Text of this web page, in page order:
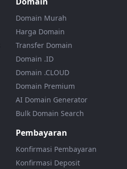
Domain Murah
Harga Domain
Transfer Domain
Domain .ID
Domain .CLOUD
Domain Premium
AI Domain Generator
Bulk Domain Search
Pembayaran
Konfirmasi Pembayaran
Konfirmasi Deposit